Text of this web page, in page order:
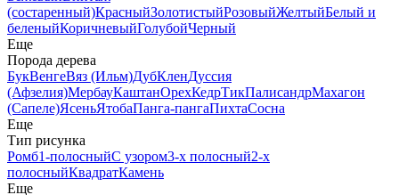
(состаренный)КрасныйЗолотистыйРозовыйЖелтыйБелый и
беленыйКоричневыйГолубойЧерный
Еще
Порода дерева
БукВенгеВяз (Ильм)ДубКленДуссия
(Афзелия)МербауКаштанОрехКедрТикПалисандрМахагон
(Сапеле)ЯсеньЯтобаПанга-пангаПихтаСосна
Еще
Тип рисунка
Ромб1-полосныйС узором3-х полосный2-х
полосныйКвадратКамень
Еще